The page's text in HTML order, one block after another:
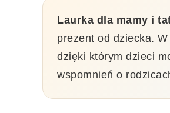
Laurka dla mamy i
prezent od dziecka.
dzięki którym dzieci
wspomnień o